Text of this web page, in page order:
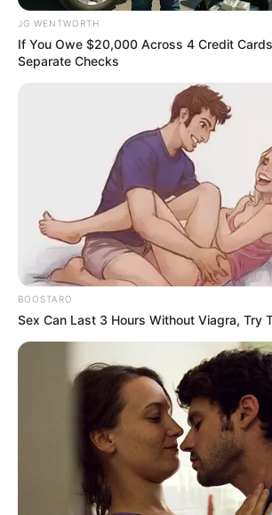
โทรศัพท์
สูตรคำนวณขนาด
ของลับ ชาย-หญิง
ดูดวงไพ่ยิบซี-ไพ่ทาโรต์
ดวงความรัก
JG WENTWORTH
If You Owe $20,000 Across 4 Credit
Separate Checks
BOOSTARO
Sex Can Last 3 Hours Without Viagra, Try